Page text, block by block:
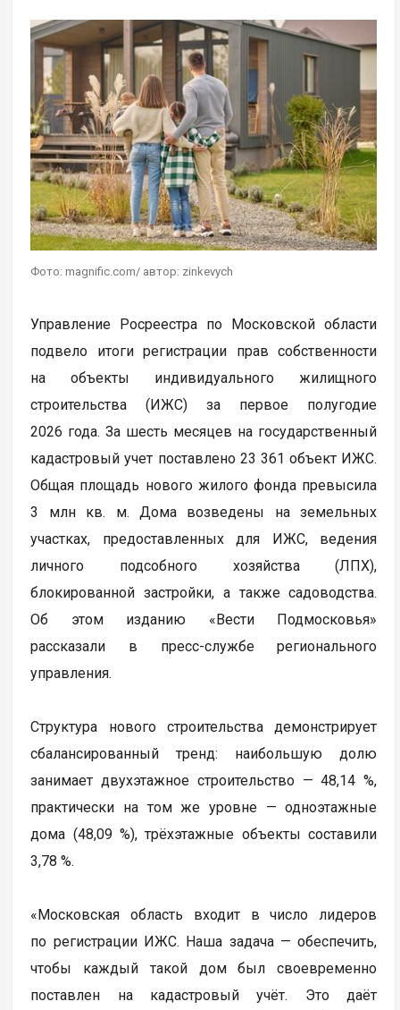
Фото: magnific.com/ автор: zinkevych
Управление Росреестра по Московской области
подвело итоги регистрации прав собственности
на объекты индивидуального жилищного
строительства (ИЖС) за первое полугодие
2026 года. За шесть месяцев на государственный
кадастровый учет поставлено 23 361 объект ИЖС.
Общая площадь нового жилого фонда превысила
3 млн кв. м. Дома возведены на земельных
участках, предоставленных для ИЖС, ведения
личного подсобного хозяйства (ЛПХ),
блокированной застройки, а также садоводства.
Об этом изданию «Вести Подмосковья»
рассказали в пресс-службе регионального
управления.
Структура нового строительства демонстрирует
сбалансированный тренд: наибольшую долю
занимает двухэтажное строительство — 48,14 %,
практически на том же уровне — одноэтажные
дома (48,09 %), трёхэтажные объекты составили
3,78 %.
«Московская область входит в число лидеров
по регистрации ИЖС. Наша задача — обеспечить,
чтобы каждый такой дом был своевременно
поставлен на кадастровый учёт. Это даёт